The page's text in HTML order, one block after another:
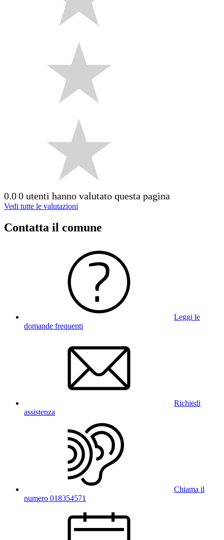
0.00 utenti hanno valutato questa pagina
Vedi tutte le valutazioni
Contatta il comune
Leggi le
domande frequenti
Richiedi
assistenza
Chiama il
numero 018354571